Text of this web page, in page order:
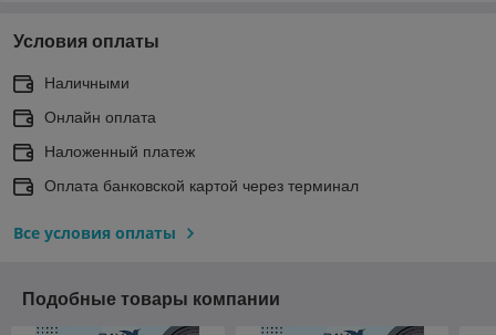
Условия оплаты
Наличными
Онлайн оплата
Наложенный платеж
Оплата банковской картой через терминал
Все условия оплаты
Подобные товары компании